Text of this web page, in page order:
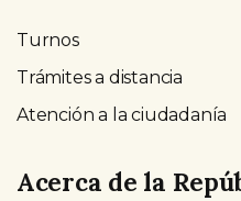
Turnos
Trámites a distancia
Atención a la ciudadanía
Acerca de la